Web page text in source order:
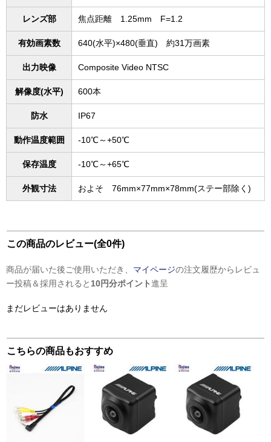
レンズ部 焦点距離 1.25mm F=1.2
有効画素数 640(水平)×480(垂直) 約31万画素
出力映像 Composite Video NTSC
解像度(水平) 600本
防水 IP67
動作温度範囲 -10℃～+50℃
保存温度 -10℃～+65℃
外観寸法 およそ 76mm×77mm×78mm(ステー部除く)
この商品のレビュー(全0件)
商品が届いた後ご使用いただき、 マイページの注文履歴からレビュ
ー投稿＆採用されると 10円分ポイント進呈
まだレビューはありません
こちらの商品もおすすめ